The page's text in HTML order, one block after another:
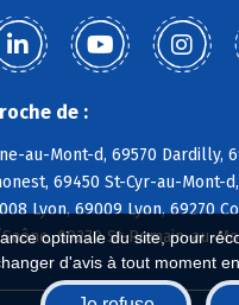
optimale du site, pour
d'avis à tout moment
de :
au-Mont-d, 69570
69450 St-Cyr-au-Mont-
Lyon, 69009 Lyon, 69270
69270 St-Romain-au-